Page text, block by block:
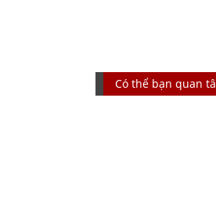
Có thể bạn quan